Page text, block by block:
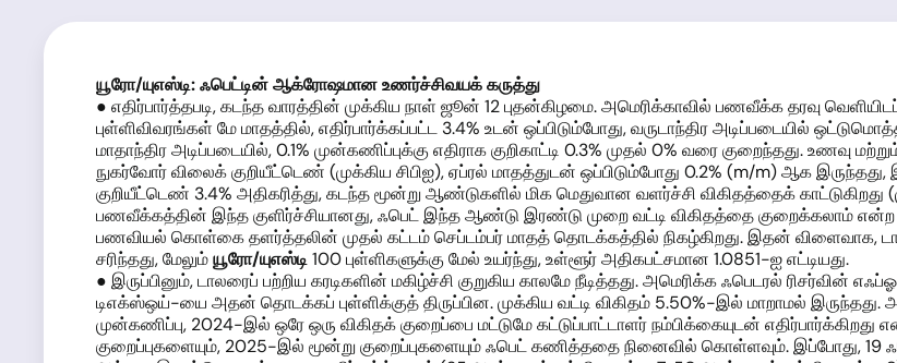
யூரோ/யுஎஸ்டி: ஃபெட்டின்ஆக்ரோஷமான உணர்ச்சிவயக் கருத்து
● எதிர்பார்த்தபடி, கடந்த வாரத்தின் முக்கிய நாள் ஜூன் 12 புதன்கிழமை. அமெரிக்காவில் பணவீக்க தரவு
புள்ளிவிவரங்கள் மே மாதத்தில், எதிர்பார்க்கப்பட்ட 3.4% உடன் ஒப்பிடும்போது, வருடாந்திர அடிப்படையில்
மாதாந்திர அடிப்படையில், 0.1% முன்கணிப்புக்கு எதிராக குறிகாட்டி 0.3% முதல் 0% வரை குறைந்தது.
நுகர்வோர் விலைக் குறியீட்டெண் (முக்கிய சிபிஐ), ஏப்ரல் மாதத்துடன் ஒப்பிடும்போது 0.2% (m/m) ஆக
குறியீட்டெண் 3.4% அதிகரித்து, கடந்த மூன்று ஆண்டுகளில் மிக மெதுவான வளர்ச்சி விகிதத்தைக் காட்டுகிறது
பணவீக்கத்தின் இந்த குளிர்ச்சியானது, ஃபெட் இந்த ஆண்டு இரண்டு முறை வட்டி விகிதத்தை குறைக்கலாம் என்ற
பணவியல் கொள்கை தளர்த்தலின் முதல் கட்டம் செப்டம்பர் மாதத் தொடக்கத்தில் நிகழ்கிறது. இதன் விளைவாக,
சரிந்தது, மேலும்யூரோ/யுஎஸ்டி100 புள்ளிகளுக்கு மேல் உயர்ந்து, உள்ளூர் அதிகபட்சமான 1.0851-ஐ எட்டியது.
● இருப்பினும், டாலரைப் பற்றிய கரடிகளின் மகிழ்ச்சி குறுகிய காலமே நீடித்தது. அமெரிக்க ஃபெடரல் ரிசர்வின்
டிஎக்ஸ்ஒய்-யை அதன் தொடக்கப் புள்ளிக்குத் திருப்பின. முக்கிய வட்டி விகிதம் 5.50%-இல் மாறாமல் இருந்தது.
முன்கணிப்பு, 2024-இல் ஒரே ஒரு விகிதக் குறைப்பை மட்டுமே கட்டுப்பாட்டாளர் நம்பிக்கையுடன்
குறைப்புகளையும், 2025-இல் மூன்று குறைப்புகளையும் ஃபெட் கணித்ததை நினைவில் கொள்ளவும். இப்போது,